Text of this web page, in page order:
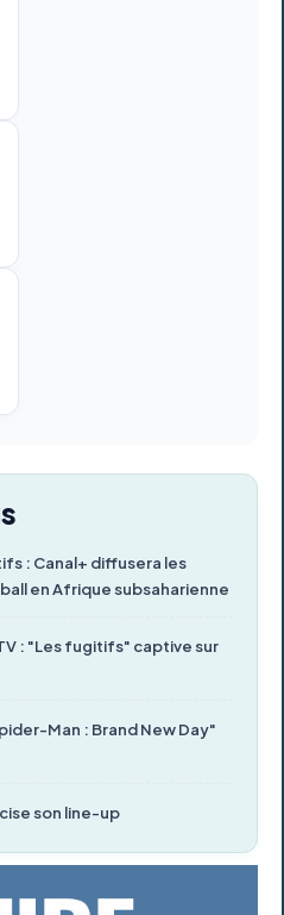
: Canal+ diffusera les
en Afrique subsaharienne
: "Les fugitifs" captive sur
Man : Brand New Day"
son line-up